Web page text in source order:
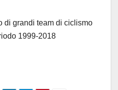
di grandi team di ciclismo
1999-2018